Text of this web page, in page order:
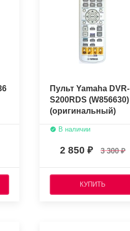
Пульт Yamaha DVR-
S200RDS (W856630)
(оригинальный)
В наличии
2 850 3 300
КУПИТЬ